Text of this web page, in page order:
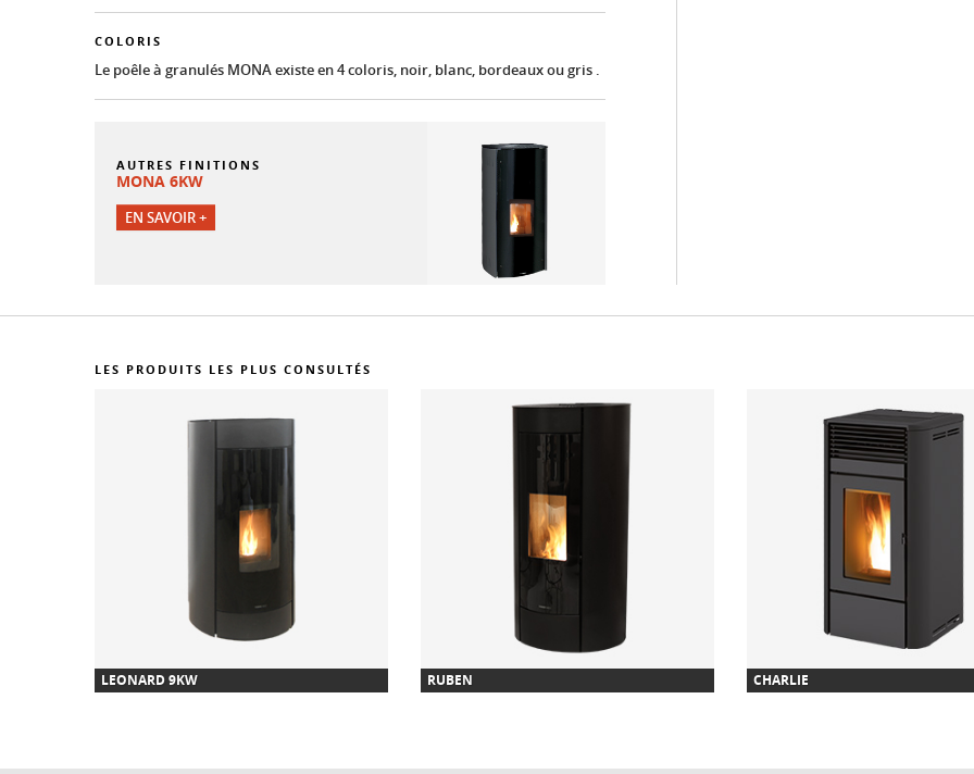
COLORIS
Le poêle à granulés MONA existe en 4 coloris, noir, blanc, bordeaux ou gris .
AUTRES FINITIONS
MONA 6KW
EN SAVOIR +
LES PRODUITS LES PLUS CONSULTÉS
LEONARD 9KW RUBEN CHARLIE